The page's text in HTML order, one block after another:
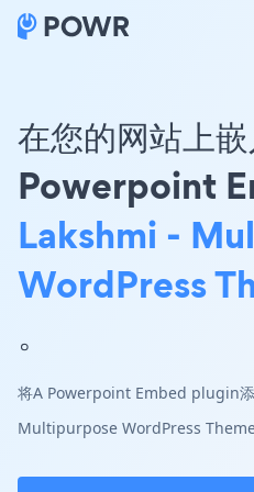
在您的网站上
Powerpoint
Lakshmi -
WordPress
。
将A Powerpoint Embed plugin
Multipurpose WordPress Theme